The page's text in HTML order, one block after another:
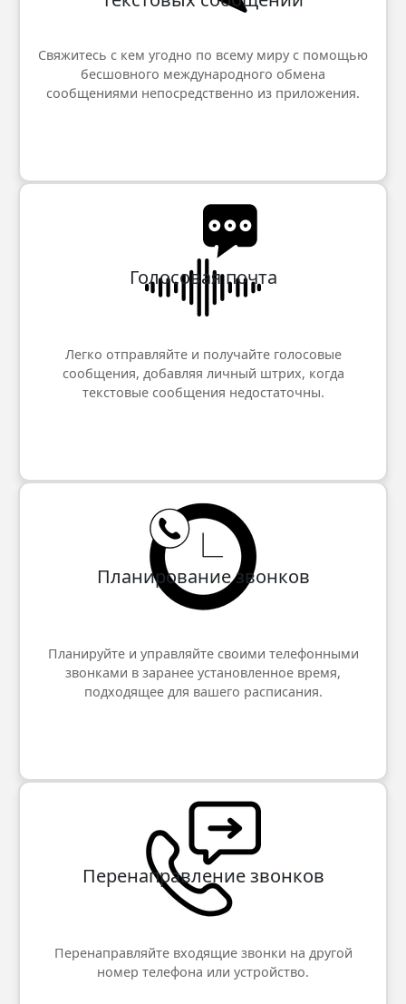
Свяжитесь с кем угодно по всему миру с помощью
бесшовного международного обмена
сообщениями непосредственно из приложения.
Голосовая почта
Легко отправляйте и получайте голосовые
сообщения, добавляя личный штрих, когда
текстовые сообщения недостаточны.
Планирование звонков
Планируйте и управляйте своими телефонными
звонками в заранее установленное время,
подходящее для вашего расписания.
Перенаправление звонков
Перенаправляйте входящие звонки на другой
номер телефона или устройство.